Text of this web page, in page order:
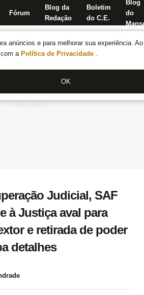
anúncios e para melhorar sua experiência.
a Política de Privacidade .
OK
Fórum
Blog da
Redação
Boletim
do C.E.
Blog
do
Judicial, SAF
à Justiça aval para
e retirada de poder
detalhes